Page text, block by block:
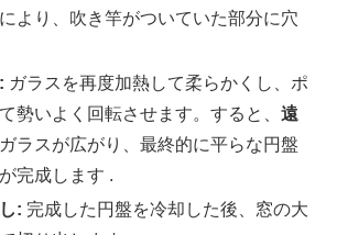
より、吹き竿がついていた部分に穴
ガラスを再度加熱して柔らかくし、ポ
勢いよく回転させます。すると、遠
ラスが広がり、最終的に平らな円盤
完成します .
: 完成した円盤を冷却した後、窓の大